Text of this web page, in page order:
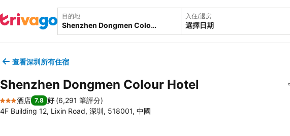
目的地 入住/退房
選擇日期
查看深圳所有住宿
Shenzhen Dongmen Colour Hotel
3 星級
酒店 7.8 好 (6,291 筆評分)
4F Building 12, Lixin Road, 深圳, 518001, 中國